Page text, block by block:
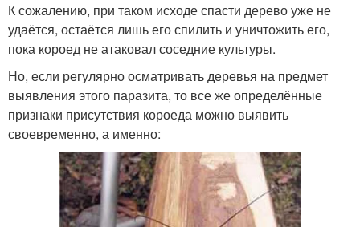
К сожалению, при таком исходе спасти дерево уже не
удаётся, остаётся лишь его спилить и уничтожить его,
пока короед не атаковал соседние культуры.
Но, если регулярно осматривать деревья на предмет
выявления этого паразита, то все же определённые
признаки присутствия короеда можно выявить
своевременно, а именно: